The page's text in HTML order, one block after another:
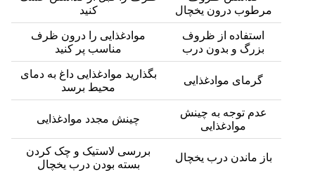
مرطوب درون یخچال
کنید
استفاده از ظروف
بزرگ و بدون درب
مواد‌غذایی را درون ظرف
مناسب پر کنید
گرمای مواد‌غذایی
بگذارید مواد‌غذایی داغ به دمای
محیط برسد
عدم توجه به چینش
مواد‌غذایی
چینش مجدد مواد‌غذایی
باز ماندن درب یخچال
بررسی لاستیک و چک کردن
بسته بودن درب یخچال